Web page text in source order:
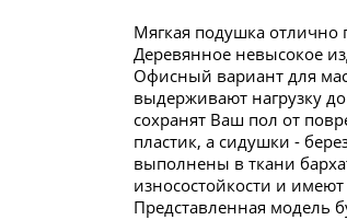
Мягкая подушка отлично
Деревянное невысокое
Офисный вариант для
выдерживают нагрузку
сохранят Ваш пол от
пластик, а сидушки -
выполнены в ткани
износостойкости и
Представленная модель